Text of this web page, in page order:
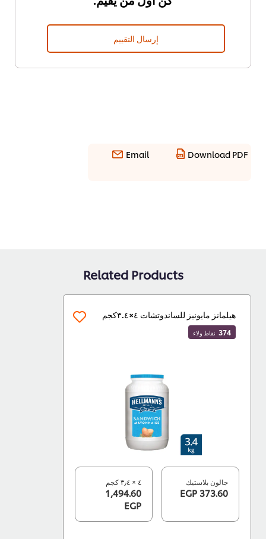
إرسال التقييم
Download PDF
Email
Related Products
هيلمانز مايونيز للساندوتشات ٤×٣.٤كجم
374 نقاط ولاء
جالون بلاستيك
373.60 EGP
1,494.60
EGP